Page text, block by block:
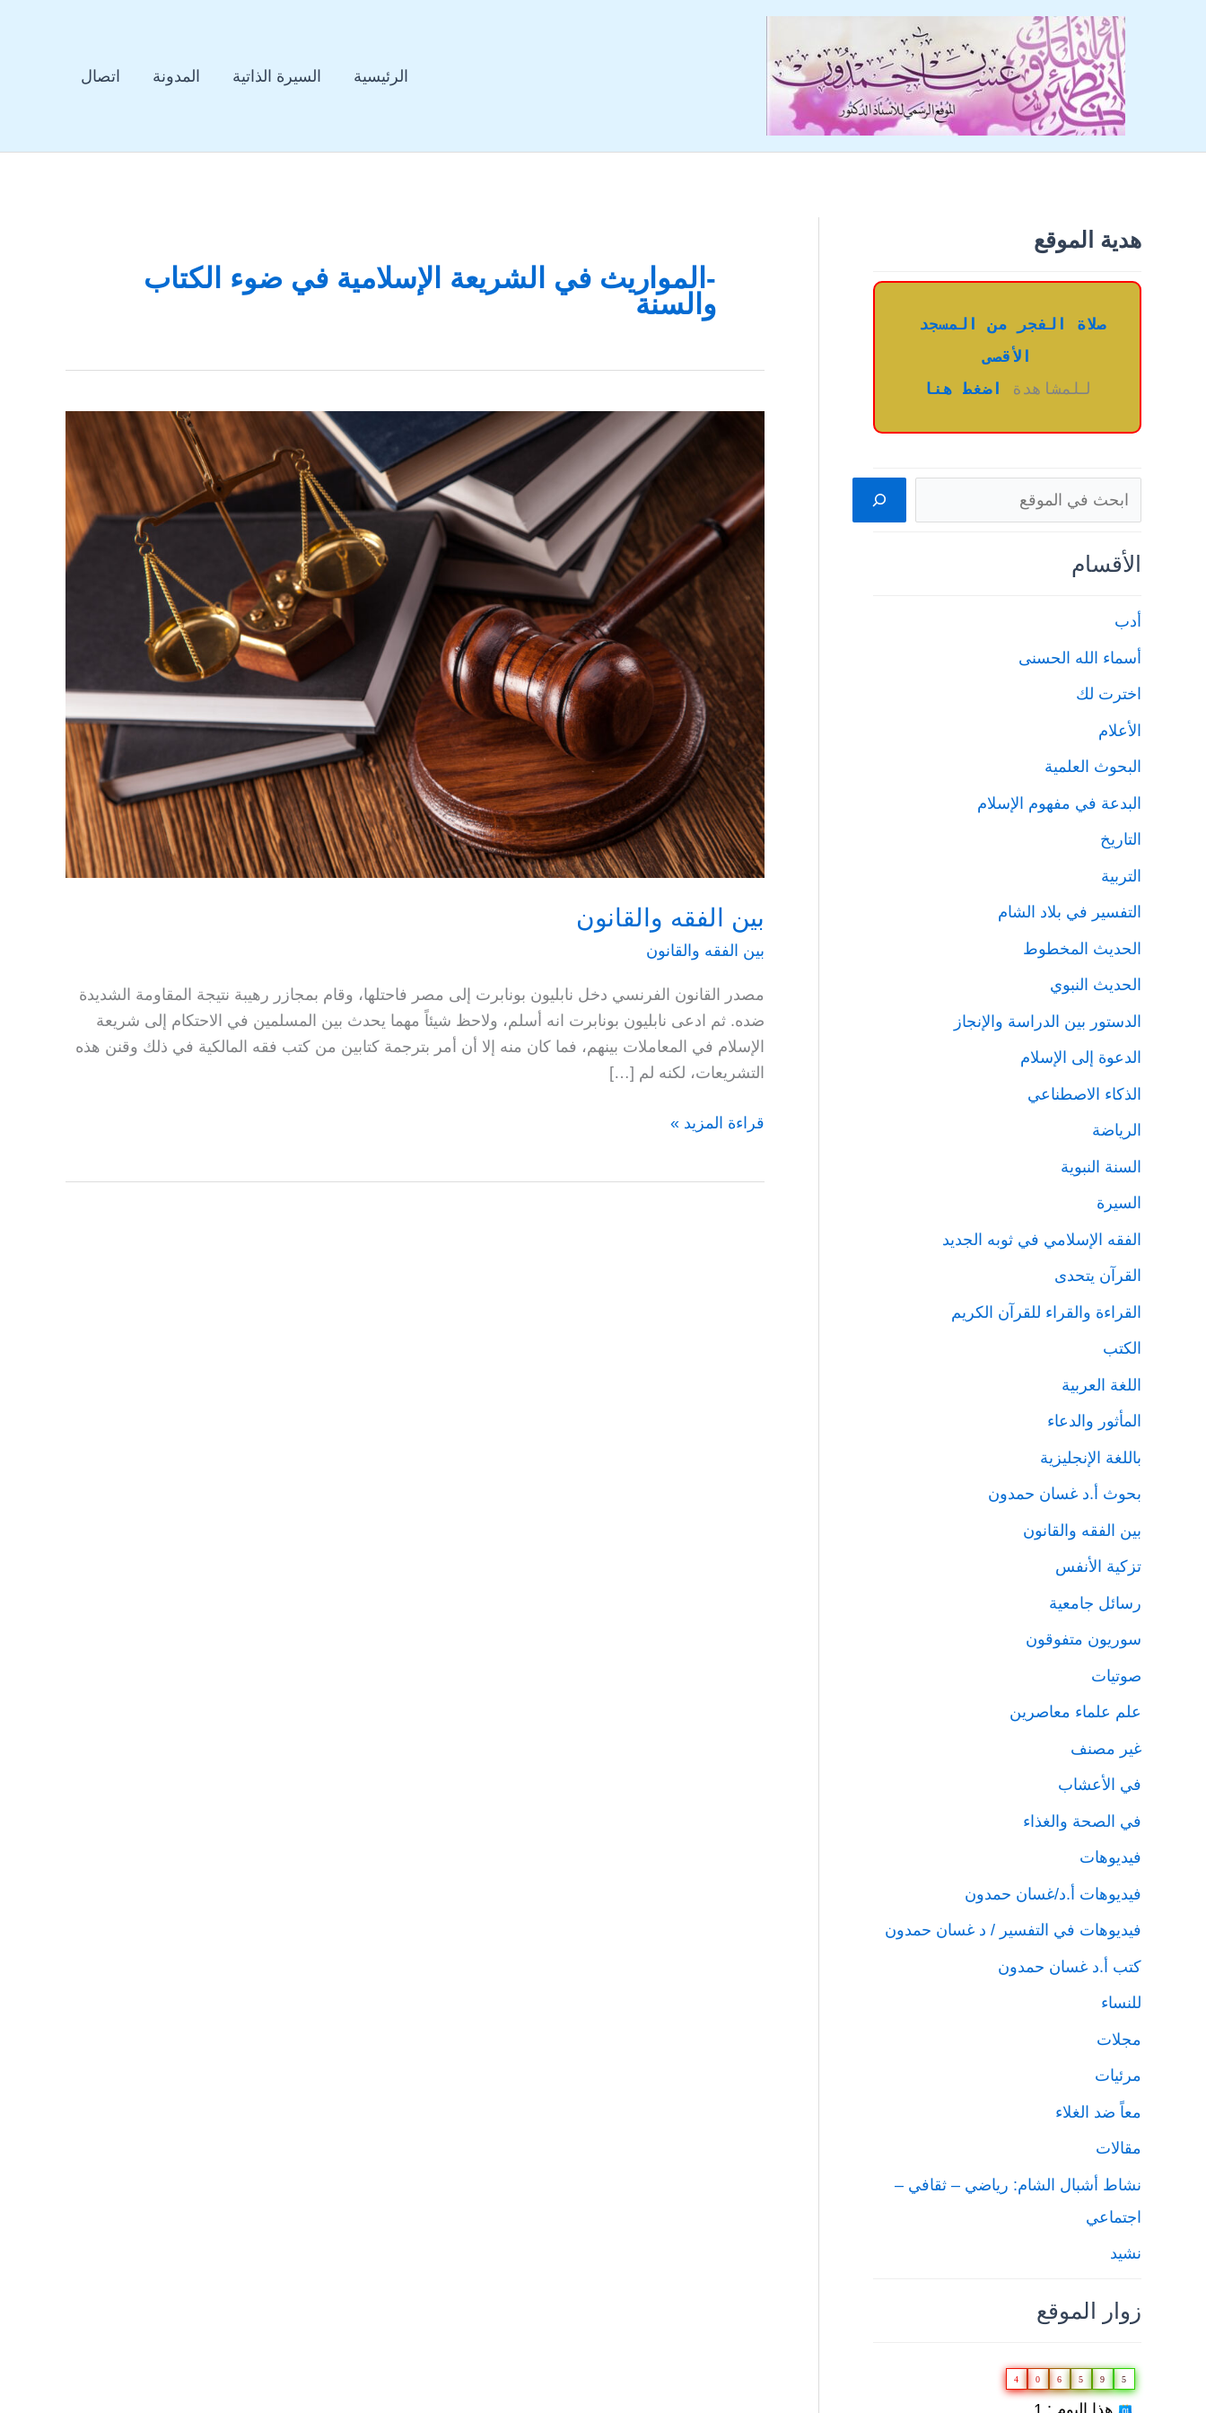
الرئيسية السيرة الذاتية المدونة اتصال
هدية الموقع
الأقصى
للمشاهدة
اضغط هنا
البحث
الأقسام
أدب
أسماء الله الحسنى
اخترت لك
الأعلام
البحوث العلمية
البدعة في مفهوم الإسلام
التاريخ
التربية
التفسير في بلاد الشام
الحديث المخطوط
الحديث النبوي
الدستور بين الدراسة والإنجاز
الدعوة إلى الإسلام
الذكاء الاصطناعي
الرياضة
السنة النبوية
السيرة
الفقه الإسلامي في ثوبه الجديد
القرآن يتحدى
القراءة والقراء للقرآن الكريم
الكتب
اللغة العربية
المأثور والدعاء
باللغة الإنجليزية
بحوث أ.د غسان حمدون
بين الفقه والقانون
تزكية الأنفس
رسائل جامعية
سوريون متفوقون
صوتيات
علم علماء معاصرين
غير مصنف
في الأعشاب
في الصحة والغذاء
فيديوهات
فيديوهات أ.د/غسان حمدون
فيديوهات في التفسير / د غسان حمدون
كتب أ.د غسان حمدون
للنساء
مجلات
مرئيات
معاً ضد الغلاء
مقالات
نشاط أشبال الشام: رياضي – ثقافي –
اجتماعي
نشيد
زوار الموقع
4 0 6 5 9 5
-المواريث في الشريعة الإسلامية في ضوء الكتاب
والسنة
بين الفقه والقانون
بين الفقه والقانون
مصدر القانون الفرنسي دخل نابليون بونابرت إلى مصر فاحتلها، وقام بمجازر رهيبة نتيجة المقاومة الشديدة
ضده. ثم ادعى نابليون بونابرت انه أسلم، ولاحظ شيئاً مهما يحدث بين المسلمين في الاحتكام إلى شريعة
الإسلام في المعاملات بينهم، فما كان منه إلا أن أمر بترجمة كتابين من كتب فقه المالكية في ذلك وقنن هذه
التشريعات، لكنه لم […]
بين
قراءة المزيد »